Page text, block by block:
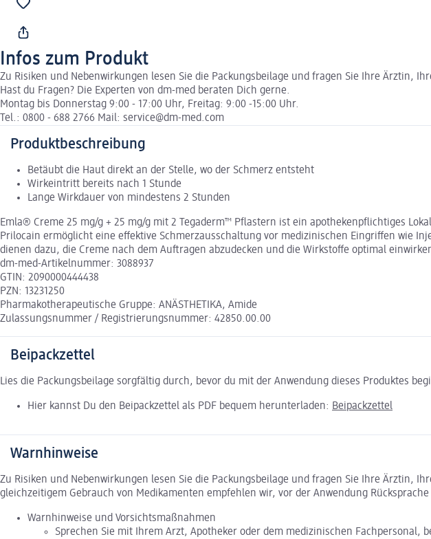
Infos zum Produkt
Zu Risiken und Nebenwirkungen lesen Sie die Packungsbeilage und fragen Sie Ihre Ärztin,
Hast du Fragen? Die Experten von dm-med beraten Dich gerne.
Montag bis Donnerstag 9:00 - 17:00 Uhr, Freitag: 9:00 -15:00 Uhr.
Tel.: 0800 - 688 2766 Mail: service@dm-med.com
Produktbeschreibung
Betäubt die Haut direkt an der Stelle, wo der Schmerz entsteht
Wirkeintritt bereits nach 1 Stunde
Lange Wirkdauer von mindestens 2 Stunden
Emla® Creme 25 mg/g + 25 mg/g mit 2 Tegaderm™ Pflastern ist ein apothekenpflichtiges
Prilocain ermöglicht eine effektive Schmerzausschaltung vor medizinischen Eingriffen wie
dienen dazu, die Creme nach dem Auftragen abzudecken und die Wirkstoffe optimal
dm-med-Artikelnummer: 3088937
GTIN: 2090000444438
PZN: 13231250
Pharmakotherapeutische Gruppe: ANÄSTHETIKA, Amide
Zulassungsnummer / Registrierungsnummer: 42850.00.00
Beipackzettel
Lies die Packungsbeilage sorgfältig durch, bevor du mit der Anwendung dieses Produktes
Hier kannst Du den Beipackzettel als PDF bequem herunterladen: Beipackzettel
Warnhinweise
Zu Risiken und Nebenwirkungen lesen Sie die Packungsbeilage und fragen Sie Ihre Ärztin,
gleichzeitigem Gebrauch von Medikamenten empfehlen wir, vor der Anwendung
Warnhinweise und Vorsichtsmaßnahmen
Sprechen Sie mit Ihrem Arzt, Apotheker oder dem medizinischen Fachpersonal,